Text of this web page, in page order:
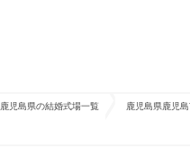
鹿児島県の結婚式場一覧 鹿児島県鹿児